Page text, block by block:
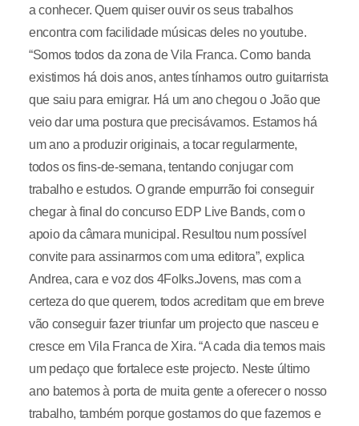
a conhecer. Quem quiser ouvir os seus trabalhos
encontra com facilidade músicas deles no youtube.
“Somos todos da zona de Vila Franca. Como banda
existimos há dois anos, antes tínhamos outro guitarrista
que saiu para emigrar. Há um ano chegou o João que
veio dar uma postura que precisávamos. Estamos há
um ano a produzir originais, a tocar regularmente,
todos os fins-de-semana, tentando conjugar com
trabalho e estudos. O grande empurrão foi conseguir
chegar à final do concurso EDP Live Bands, com o
apoio da câmara municipal. Resultou num possível
convite para assinarmos com uma editora”, explica
Andrea, cara e voz dos 4Folks.Jovens, mas com a
certeza do que querem, todos acreditam que em breve
vão conseguir fazer triunfar um projecto que nasceu e
cresce em Vila Franca de Xira. “A cada dia temos mais
um pedaço que fortalece este projecto. Neste último
ano batemos à porta de muita gente a oferecer o nosso
trabalho, também porque gostamos do que fazemos e